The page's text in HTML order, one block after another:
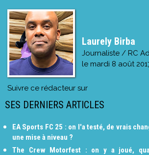
Laurely Birba
Journaliste / RC
le mardi 8 août
Suivre ce rédacteur sur
SES DERNIERS ARTICLES
EA Sports FC 25 : on l'a testé, de vrais
une mise à niveau ?
The Crew Motorfest : on y a joué,